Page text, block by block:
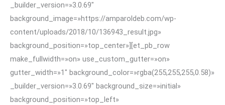
_builder_version=»3.0.69″
background_image=»https://amparoldeb.com/wp-
content/uploads/2018/10/136943_result.jpg»
background_position=»top_center»][et_pb_row
make_fullwidth=»on» use_custom_gutter=»on»
gutter_width=»1″ background_color=»rgba(255,255,255,0.58)»
_builder_version=»3.0.69″ background_size=»initial»
background_position=»top_left»